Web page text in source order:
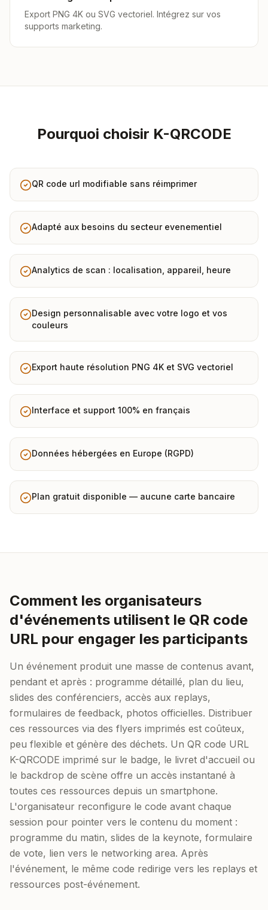
Export PNG 4K ou SVG vectoriel. Intégrez sur vos
supports marketing.
Pourquoi choisir K-QRCODE
QR code url modifiable sans réimprimer
Adapté aux besoins du secteur evenementiel
Analytics de scan : localisation, appareil, heure
Design personnalisable avec votre logo et vos
couleurs
Export haute résolution PNG 4K et SVG vectoriel
Interface et support 100% en français
Données hébergées en Europe (RGPD)
Plan gratuit disponible — aucune carte bancaire
Comment les organisateurs
d'événements utilisent le QR code
URL pour engager les participants
Un événement produit une masse de contenus avant,
pendant et après : programme détaillé, plan du lieu,
slides des conférenciers, accès aux replays,
formulaires de feedback, photos officielles. Distribuer
ces ressources via des flyers imprimés est coûteux,
peu flexible et génère des déchets. Un QR code URL
K-QRCODE imprimé sur le badge, le livret d'accueil ou
le backdrop de scène offre un accès instantané à
toutes ces ressources depuis un smartphone.
L'organisateur reconfigure le code avant chaque
session pour pointer vers le contenu du moment :
programme du matin, slides de la keynote, formulaire
de vote, lien vers le networking area. Après
l'événement, le même code redirige vers les replays et
ressources post-événement.